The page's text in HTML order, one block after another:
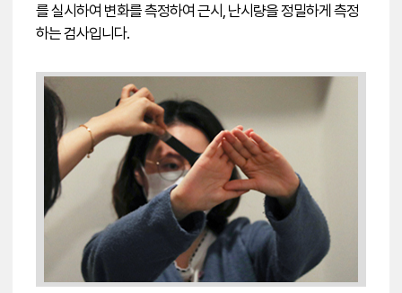
를 실시하여 변화를 측정하여 근시, 난시량을 정밀하게 측정
하는 검사입니다.